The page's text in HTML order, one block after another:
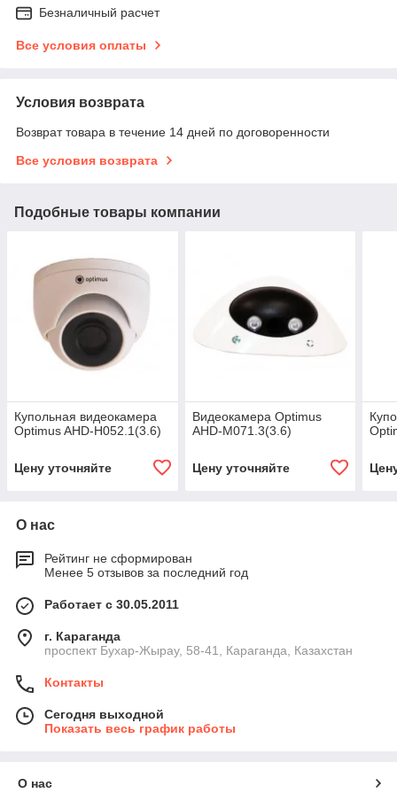
Безналичный расчет
Все условия оплаты
Условия возврата
Возврат товара в течение 14 дней по договоренности
Все условия возврата
Подобные товары компании
Купольная видеокамера
Optimus AHD-H052.1(3.6)
Цену уточняйте
Видеокамера Optimus
AHD-M071.3(3.6)
Цену уточняйте
О нас
Рейтинг не сформирован
Менее 5 отзывов за последний год
Работает с 30.05.2011
г. Караганда
проспект Бухар-Жырау, 58-41, Караганда, Казахстан
Контакты
Сегодня выходной
Показать весь график работы
О нас